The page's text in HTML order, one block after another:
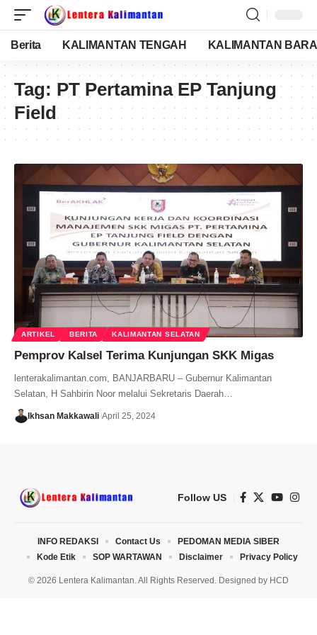
Berita KALIMANTAN TENGAH KALIMANTAN
Tag: PT Pertamina EP Tanjung
Field
ARTIKEL BERITA KALIMANTAN SELATAN
Pemprov Kalsel Terima Kunjungan SKK Migas
lenterakalimantan.com, BANJARBARU – Gubernur Kalimantan
Selatan, H Sahbirin Noor melalui Sekretaris Daerah…
Ikhsan Makkawali April 25, 2024
Follow US
© 2026 Lentera Kalimantan. All Rights Reserved. Designed by HCD
INFO REDAKSI Contact Us
PEDOMAN MEDIA SIBER
Kode Etik
SOP WARTAWAN Disclaimer Privacy Policy